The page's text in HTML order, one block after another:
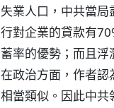
失業人口，中共當
行對企業的貸款有
蓄率的優勢；而且浮
在政治方面，作者
相當類似。因此中共